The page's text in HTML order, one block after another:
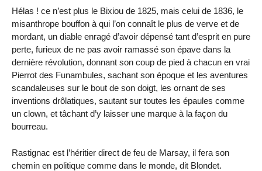
Hélas ! ce n’est plus le Bixiou de 1825, mais celui de 1836, le
misanthrope bouffon à qui l’on connaît le plus de verve et de
mordant, un diable enragé d’avoir dépensé tant d’esprit en pure
perte, furieux de ne pas avoir ramassé son épave dans la
dernière révolution, donnant son coup de pied à chacun en vrai
Pierrot des Funambules, sachant son époque et les aventures
scandaleuses sur le bout de son doigt, les ornant de ses
inventions drôlatiques, sautant sur toutes les épaules comme
un clown, et tâchant d’y laisser une marque à la façon du
bourreau.
Rastignac est l’héritier direct de feu de Marsay, il fera son
chemin en politique comme dans le monde, dit Blondet.